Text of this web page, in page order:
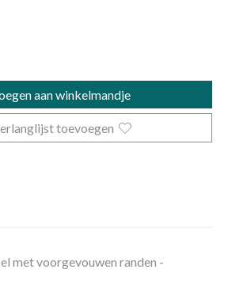
aan winkelmandje
toevoegen
met voorgevouwen randen -